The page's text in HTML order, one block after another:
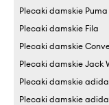
Plecaki damskie Puma
Plecaki damskie Fila
Plecaki damskie
Plecaki damskie Jack
Plecaki damskie
Plecaki damskie